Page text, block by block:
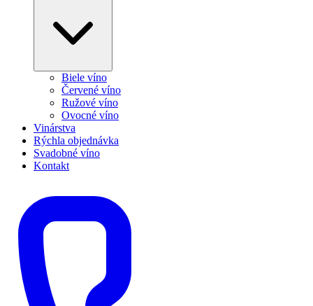
Biele víno
Červené víno
Ružové víno
Ovocné víno
Vinárstva
Rýchla objednávka
Svadobné víno
Kontakt